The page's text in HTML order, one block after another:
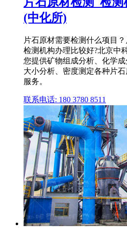
(中化所)
片石原材需要检测什么项目
检测机构办理比较好?北京中
您提供矿物组成分析、化学
大小分析、密度测定各种片
服务。
联系电话: 180 3780 8511